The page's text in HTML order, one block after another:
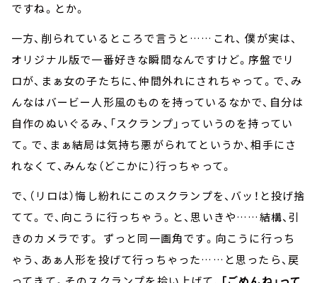
ですね。とか。
一方、削られているところで言うと……これ、 僕が実は、
オリジナル版で一番好きな瞬間なんですけど。序盤でリ
ロが、まぁ女の子たちに、仲間外れにされちゃって。で、み
んなはバービー人形風のものを持っているなかで、自分は
自作のぬいぐるみ、「スクランプ」っていうのを持ってい
て。で、まぁ結局は気持ち悪がられてというか、相手にさ
れなくて、みんな（どこかに）行っちゃって。
で、（リロは）悔し紛れにこのスクランプを、バッ！と投げ捨
てて。で、向こうに行っちゃう。と、思いきや……結構、引
きのカメラです。 ずっと同一画角です。向こうに行っち
ゃう、あぁ人形を投げて行っちゃった……と思ったら、戻